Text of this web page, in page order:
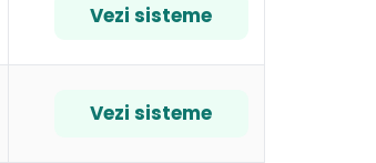
Vezi sisteme
Vezi sisteme